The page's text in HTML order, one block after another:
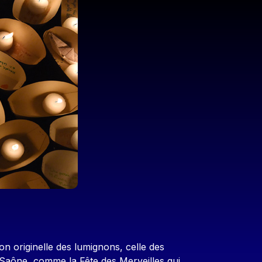
originelle des lumignons, celle des